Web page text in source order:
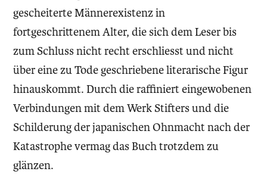
gescheiterte Männerexistenz in
fortgeschrittenem Alter, die sich dem Leser bis
zum Schluss nicht recht erschliesst und nicht
über eine zu Tode geschriebene literarische Figur
hinauskommt. Durch die raffiniert eingewobenen
Verbindungen mit dem Werk Stifters und die
Schilderung der japanischen Ohnmacht nach der
Katastrophe vermag das Buch trotzdem zu
glänzen.